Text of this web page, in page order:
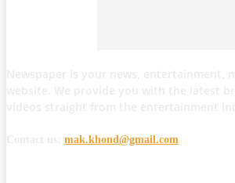
mak.khond@gmail.com